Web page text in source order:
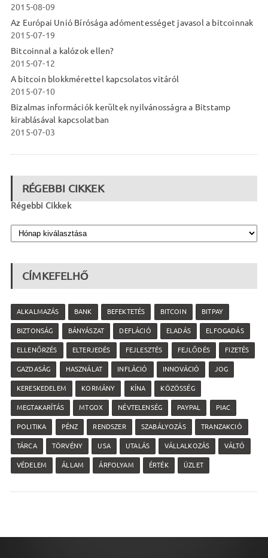
2015-08-09
Az Európai Unió Bírósága adómentességet javasol a bitcoinnak
2015-07-19
Bitcoinnal a kalózok ellen?
2015-07-12
A bitcoin blokkmérettel kapcsolatos vitáról
2015-07-10
Bizalmas információk kerültek nyilvánosságra a Bitstamp
kirablásával kapcsolatban
2015-07-03
RÉGEBBI CIKKEK
Régebbi Cikkek
CÍMKEFELHŐ
ALKALMAZÁS BANK BEFEKTETÉS BITCOIN BITPAY
BIZTONSÁG BÁNYÁSZAT DEFLÁCIÓ ELADÁS ELFOGADÁS
ELLENŐRZÉS ELTERJEDÉS FEJLESZTÉS FEJLŐDÉS FIZETÉS
GAZDASÁG HASZNÁLAT INFLÁCIÓ INNOVÁCIÓ JOG
KERESKEDELEM KORMÁNY KÍNA KÖZÖSSÉG
MEGTAKARÍTÁS MTGOX NÉVTELENSÉG PAYPAL PIAC
POLITIKA PÉNZ RENDSZER SZABÁLYOZÁS TRANZAKCIÓ
TÁRCA TÖRVÉNY USA UTALÁS VÁLLALKOZÁS VÁLTÓ
VÉDELEM ÁLLAM ÁRFOLYAM ÉRTÉK ÜZLET